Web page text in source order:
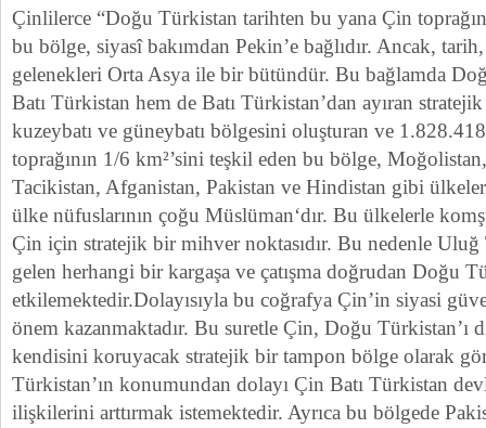
Çinlilerce “Doğu Türkistan tarihten bu yana Çin
bu bölge, siyasî bakımdan Pekin’e bağlıdır. Ancak,
gelenekleri Orta Asya ile bir bütündür. Bu bağlamda
Batı Türkistan hem de Batı Türkistan’dan ayıran
kuzeybatı ve güneybatı bölgesini oluşturan ve
toprağının 1/6 km²’sini teşkil eden bu bölge,
Tacikistan, Afganistan, Pakistan ve Hindistan gibi
ülke nüfuslarının çoğu Müslüman‘dır. Bu ülkelerle
Çin için stratejik bir mihver noktasıdır. Bu nedenle Uluğ
gelen herhangi bir kargaşa ve çatışma doğrudan Doğu
etkilemektedir.Dolayısıyla bu coğrafya Çin’in siyasi
önem kazanmaktadır. Bu suretle Çin, Doğu Türkistan’ı
kendisini koruyacak stratejik bir tampon bölge olarak
Türkistan’ın konumundan dolayı Çin Batı Türkistan
ilişkilerini arttırmak istemektedir. Ayrıca bu bölgede